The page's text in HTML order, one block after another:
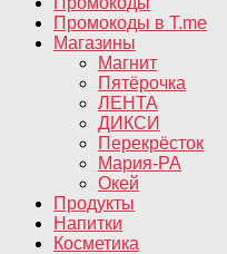
Промокоды в T.me
Магазины
Магнит
Пятёрочка
ЛЕНТА
ДИКСИ
Перекрёсток
Мария-РА
Окей
Продукты
Напитки
Косметика